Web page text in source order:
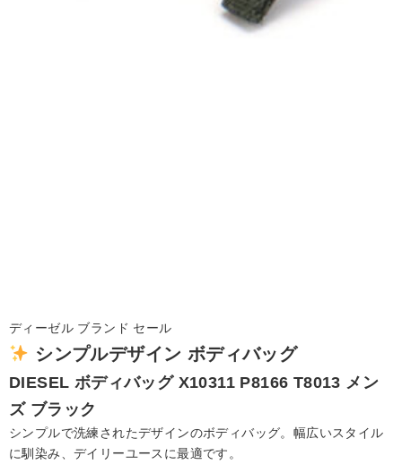
ディーゼル ブランド セール
シンプルデザイン ボディバッグ
DIESEL ボディバッグ X10311 P8166 T8013 メン
ズ ブラック
シンプルで洗練されたデザインのボディバッグ。幅広いスタイル
に馴染み、デイリーユースに最適です。